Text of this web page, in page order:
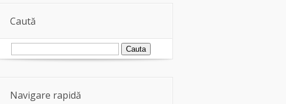
Caută
Navigare rapidă